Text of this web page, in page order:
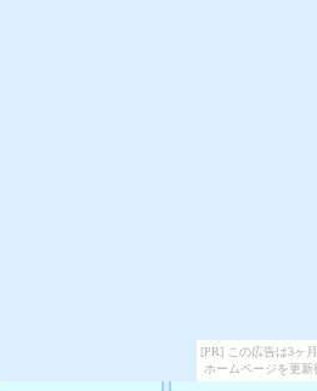
[PR] この広告は3ヶ
ホームページを更